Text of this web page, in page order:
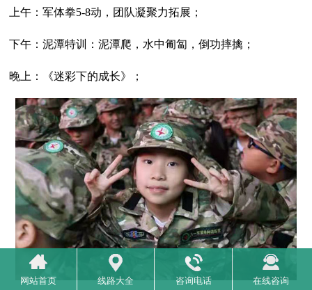
上午：军体拳5-8动，团队凝聚力拓展；
下午：泥潭特训：泥潭爬，水中匍匐，倒功摔擒；
晚上：《迷彩下的成长》；
网站首页 线路大全 咨询电话 在线咨询